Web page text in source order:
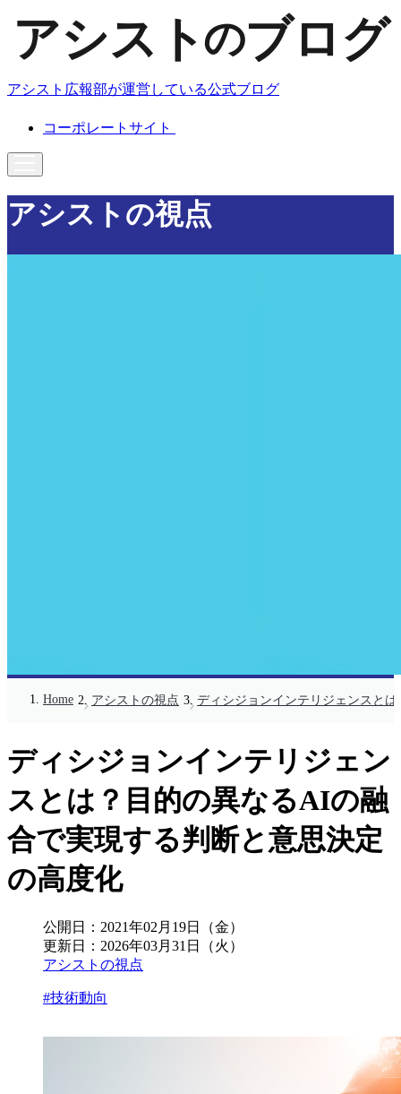
アシスト広報部が運営している公式ブログ
コーポレートサイト
アシストの視点
Home アシストの視点 ディシジョンインテリジェンスと
ディシジョンインテリジェン
スとは？目的の異なるAIの融
合で実現する判断と意思決定
の高度化
公開日： 2021年02月19日（金）
更新日： 2026年03月31日（火）
アシストの視点
#技術動向